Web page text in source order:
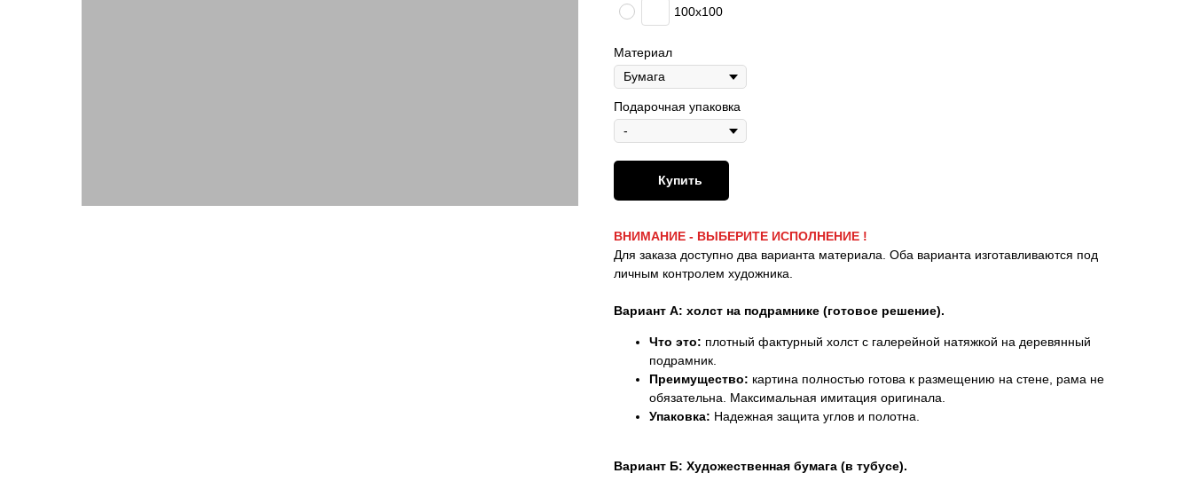
100x100
Материал
Подарочная упаковка
Купить
ВНИМАНИЕ - ВЫБЕРИТЕ ИСПОЛНЕНИЕ !
Для заказа доступно два варианта материала. Оба варианта изготавливаются под
личным контролем художника.
Вариант А: холст на подрамнике (готовое решение).
Что это: плотный фактурный холст с галерейной натяжкой на деревянный
подрамник.
Преимущество: картина полностью готова к размещению на стене, рама не
обязательна. Максимальная имитация оригинала.
Упаковка: Надежная защита углов и полотна.
Вариант Б: Художественная бумага (в тубусе).